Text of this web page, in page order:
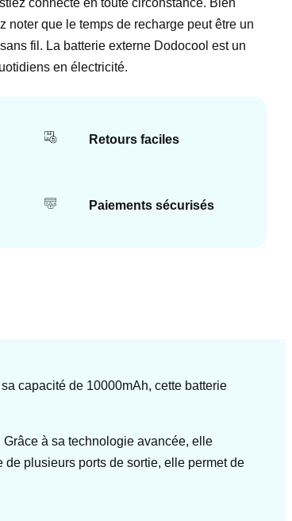
connecté en toute circonstance. Bien
noter que le temps de recharge peut être un
fil. La batterie externe Dodocool est un
en électricité.
Retours faciles
Paiements sécurisés
capacité de 10000mAh, cette batterie
à sa technologie avancée, elle
de plusieurs ports de sortie, elle permet de